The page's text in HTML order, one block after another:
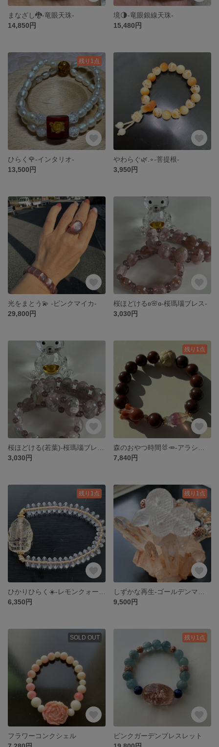
まなざし🐉-竜眼天珠-
14,850円
境🌗-竜眼銀線天珠-
15,480円
残り1点
ひらく🌹-インタリオ-
13,500円
やわらぐ🌿.∘-菩提根-
3,950円
光をまとう💫 -ピンクマイカ-
29,800円
桜ほどけるʚ🌸ɞ-桜瑪瑙ブレス-
3,030円
3,030円
残り1点
7,840円
残り1点
6,350円
残り1点
9,500円
SOLD OUT
フラワーコンクシェル
残り1点
ピンクガーデンブレスレット